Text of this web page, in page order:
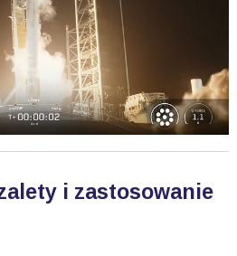
i zastosowanie